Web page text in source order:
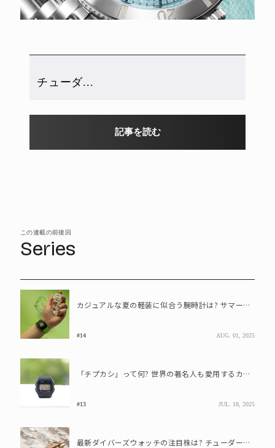
チューダ...
記事を読む
この連載の前後回
Series
カジュアルな夏の軽装に似合う腕時計は? サマーウォッチおすすめモデル3選
#14 AUG. 01, 2025
「チプカシ」って何? 世界の著名人も愛用するカシオの名機とは
#13 JUL. 18, 2025
最新ダイバーズウォッチの注目株は? チューダーの最新モデルは早くも入手困難